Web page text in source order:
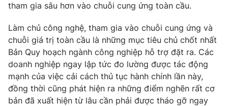
VTV Money VTV Thể thao
VTV Sức khoẻ Bất động sản
Thị trường 24h Tấm lòng Việt
VTV4 Vươn mình bằng AI
tham gia sâu hơn vào chuỗi cung ứng toàn cầu.
Làm chủ công nghệ, tham gia vào chuỗi cung ứng và
chuỗi giá trị toàn cầu là những mục tiêu chủ chốt nhất
Bản Quy hoạch ngành công nghiệp hỗ trợ đặt ra. Các
doanh nghiệp ngay lập tức đo lường được tác động
mạnh của việc cải cách thủ tục hành chính lần này,
đồng thời cũng phát hiện ra những điểm nghẽn rất cơ
bản đã xuất hiện từ lâu cần phải được tháo gỡ ngay